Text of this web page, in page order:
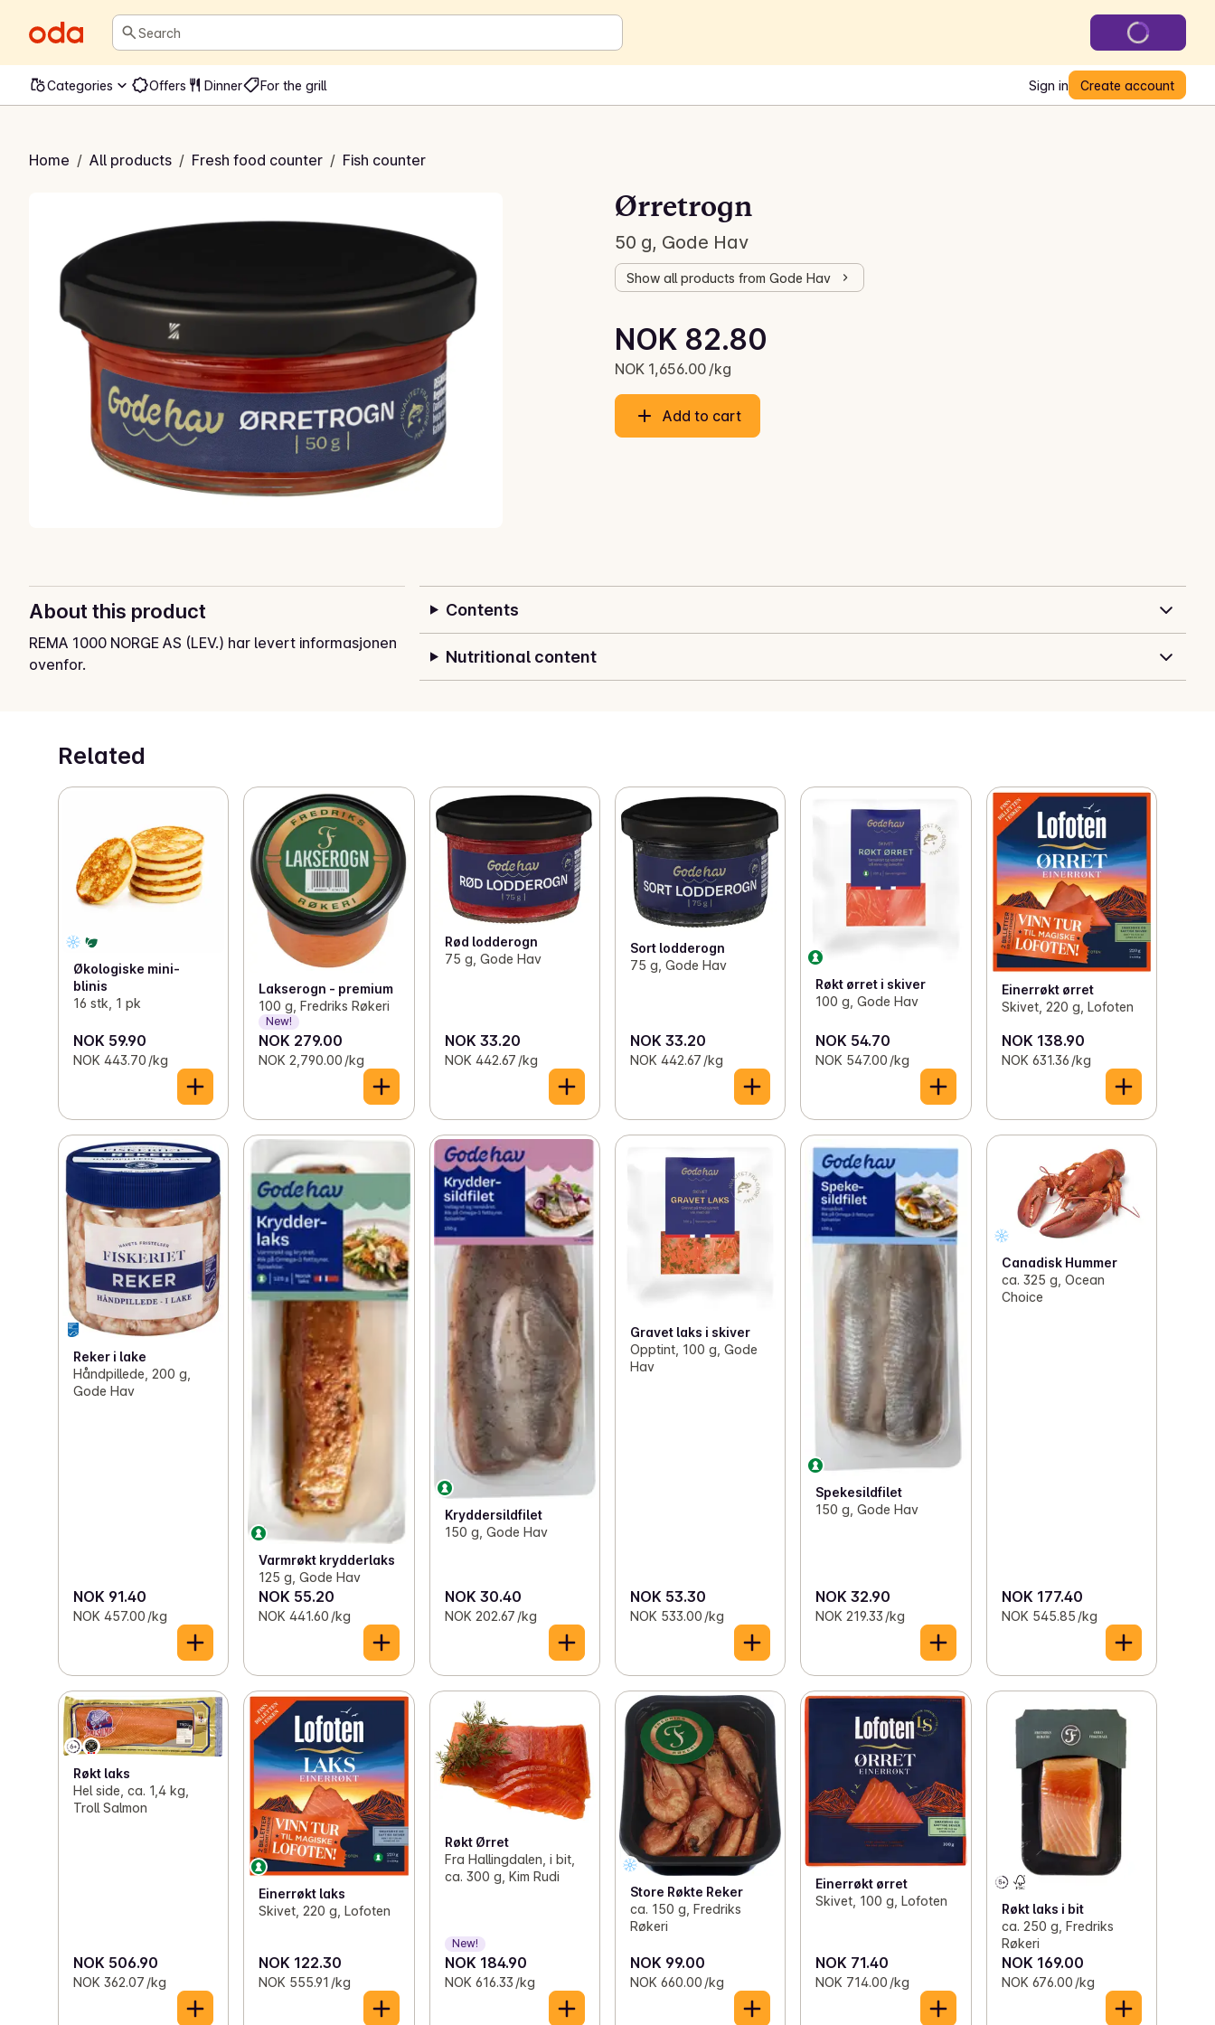
Search
Categories Offers Dinner For the grill Sign in Create account
Home / All products / Fresh food counter / Fish counter
Ørretrogn
50 g, Gode Hav
Show all products from Gode Hav
Current price is: NOK 82.80
NOK 82.80
NOK 1,656.00 /kg
Unit price: NOK 1,656.00 /kg
Add to cart
About this product
REMA 1000 NORGE AS (LEV.) har levert informasjonen
ovenfor.
Contents
Nutritional content
Related
Økologiske mini-
blinis
16 stk, 1 pk
NOK 59.90
NOK 443.70 /kg
Lakserogn - premium
100 g, Fredriks Røkeri
New!
NOK 279.00
NOK 2,790.00 /kg
Rød lodderogn
75 g, Gode Hav
NOK 33.20
NOK 442.67 /kg
Sort lodderogn
75 g, Gode Hav
NOK 33.20
NOK 442.67 /kg
Røkt ørret i skiver
100 g, Gode Hav
NOK 54.70
NOK 547.00 /kg
Einerrøkt ørret
Skivet, 220 g, Lofoten
NOK 138.90
NOK 631.36 /kg
Reker i lake
Håndpillede, 200 g,
Gode Hav
NOK 91.40
NOK 457.00 /kg
Varmrøkt krydderlaks
125 g, Gode Hav
NOK 55.20
NOK 441.60 /kg
Kryddersildfilet
150 g, Gode Hav
NOK 30.40
NOK 202.67 /kg
Gravet laks i skiver
Opptint, 100 g, Gode
Hav
NOK 53.30
NOK 533.00 /kg
Spekesildfilet
150 g, Gode Hav
NOK 32.90
NOK 219.33 /kg
Canadisk Hummer
ca. 325 g, Ocean
Choice
NOK 177.40
NOK 545.85 /kg
Røkt laks
Hel side, ca. 1,4 kg,
Troll Salmon
NOK 506.90
NOK 362.07 /kg
Einerrøkt laks
Skivet, 220 g, Lofoten
NOK 122.30
NOK 555.91 /kg
Røkt Ørret
Fra Hallingdalen, i bit,
ca. 300 g, Kim Rudi
New!
NOK 184.90
NOK 616.33 /kg
Store Røkte Reker
ca. 150 g, Fredriks
Røkeri
NOK 99.00
NOK 660.00 /kg
Einerrøkt ørret
Skivet, 100 g, Lofoten
NOK 71.40
NOK 714.00 /kg
Røkt laks i bit
ca. 250 g, Fredriks
Røkeri
NOK 169.00
NOK 676.00 /kg